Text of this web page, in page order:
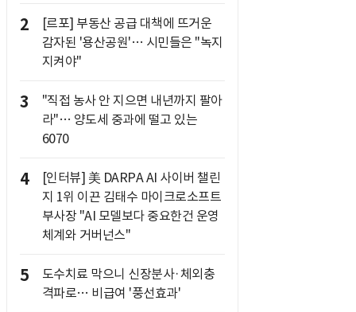
2
[르포] 부동산 공급 대책에 뜨거운
감자된 '용산공원'… 시민들은 "녹지
지켜야"
3
"직접 농사 안 지으면 내년까지 팔아
라"… 양도세 중과에 떨고 있는
6070
4
[인터뷰] 美 DARPA AI 사이버 챌린
지 1위 이끈 김태수 마이크로소프트
부사장 "AI 모델보다 중요한건 운영
체계와 거버넌스"
5
도수치료 막으니 신장분사·체외충
격파로… 비급여 '풍선효과'